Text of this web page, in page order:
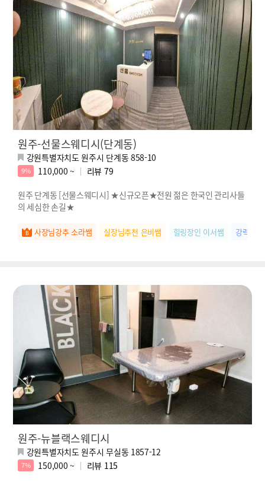
원주-선물스웨디시(단계동)
강원특별자치도 원주시 단계동 858-10
9% 110,000 ~ 리뷰 79
원주 단계동 [선물스웨디시] ★신규오픈★전원 젊은 한국인 관리사들
의 세심한 손길★
사장님강추 소라쌤 실장님추천 은비쌤 힐링장인 이서쌤 강력추
원주-뉴블랙스웨디시
강원특별자치도 원주시 무실동 1857-12
7% 150,000 ~ 리뷰 115